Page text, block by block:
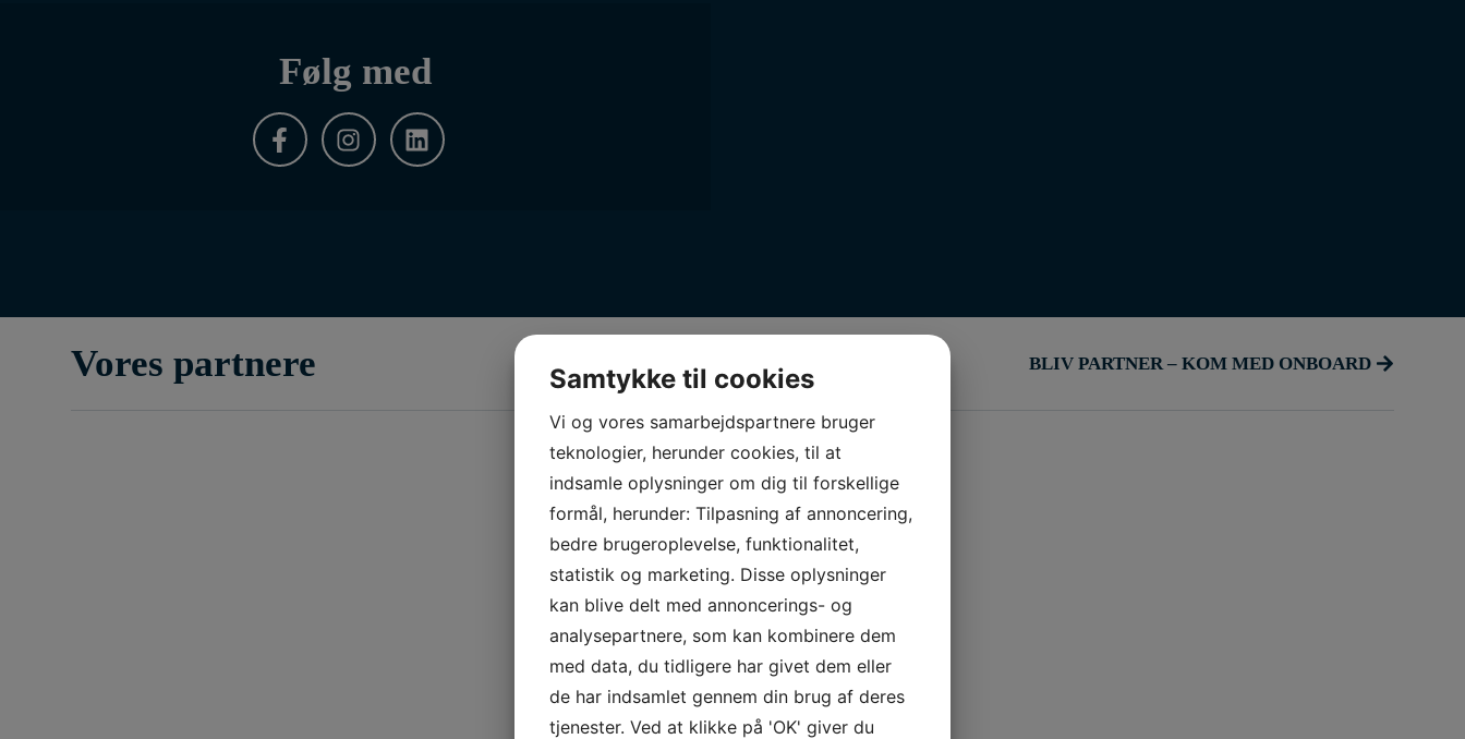
Følg med
Vores partnere BLIV PARTNER – KOM MED ONBOARD
Samtykke til cookies
Vi og vores samarbejdspartnere bruger
teknologier, herunder cookies, til at
indsamle oplysninger om dig til forskellige
formål, herunder: Tilpasning af annoncering,
bedre brugeroplevelse, funktionalitet,
statistik og marketing. Disse oplysninger
kan blive delt med annoncerings- og
analysepartnere, som kan kombinere dem
med data, du tidligere har givet dem eller
de har indsamlet gennem din brug af deres
tjenester. Ved at klikke på 'OK' giver du